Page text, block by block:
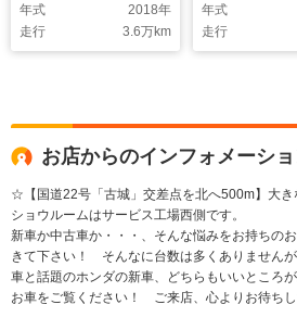
年式
2018年
走行
3.6万km
年式
走行
お店からのインフォメーシ
☆【国道22号「古城」交差点を北へ500m】大
ショウルームはサービス工場西側です。
新車か中古車か・・・、そんな悩みをお持ちの
きて下さい！ そんなに台数は多くありません
車と話題のホンダの新車、どちらもいいところ
お車をご覧ください！ ご来店、心よりお待ちし